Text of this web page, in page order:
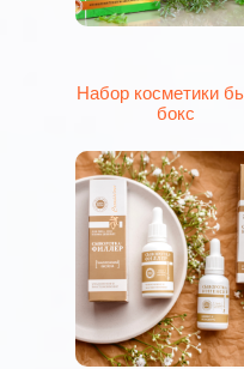
Набор косметики
бокс